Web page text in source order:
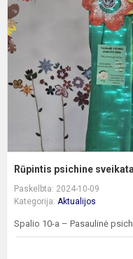
Rūpintis psichine
Paskelbta: 2024-10-09
Kategorija: Aktualijos
Spalio 10-a – Pasaulinė